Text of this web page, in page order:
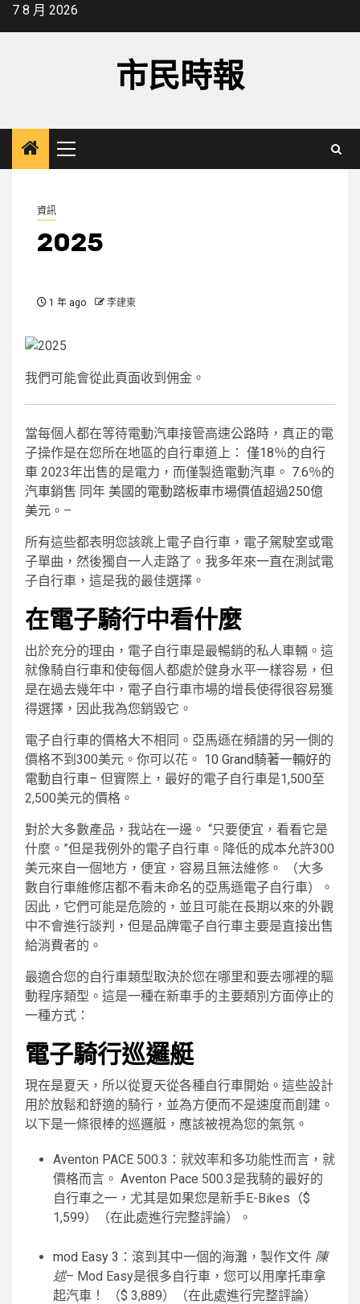
Skip7 8 月 2026
市民時報
Primary
Menu
資訊
2025
1 年 ago 李建東
我們可能會從此頁面收到佣金。
當每個人都在等待電動汽車接管高速公路時，真正的電
子操作是在您所在地區的自行車道上： 僅18％的自行
車 2023年出售的是電力，而僅製造電動汽車。 7.6％的
汽車銷售 同年 美國的電動踏板車市場價值超過250億
美元。 –
所有這些都表明您該跳上電子自行車，電子駕駛室或電
子單曲，然後獨自一人走路了。我多年來一直在測試電
子自行車，這是我的最佳選擇。
在電子騎行中看什麼
出於充分的理由，電子自行車是最暢銷的私人車輛。這
就像騎自行車和使每個人都處於健身水平一樣容易，但
是在過去幾年中，電子自行車市場的增長使得很容易獲
得選擇，因此我為您銷毀它。
電子自行車的價格大不相同。亞馬遜在頻譜的另一側的
價格不到300美元。你可以花。 10 Grand騎著一輛好的
電動自行車– 但實際上，最好的電子自行車是1,500至
2,500美元的價格。
對於大多數產品，我站在一邊。 “只要便宜，看看它是
什麼。”但是我例外的電子自行車。降低的成本允許300
美元來自一個地方，便宜，容易且無法維修。 （大多
數自行車維修店都不看未命名的亞馬遜電子自行車）。
因此，它們可能是危險的，並且可能在長期以來的外觀
中不會進行談判，但是品牌電子自行車主要是直接出售
給消費者的。
最適合您的自行車類型取決於您在哪里和要去哪裡的驅
動程序類型。這是一種在新車手的主要類別方面停止的
一種方式：
電子騎行巡邏艇
現在是夏天，所以從夏天從各種自行車開始。這些設計
用於放鬆和舒適的騎行，並為方便而不是速度而創建。
以下是一條很棒的巡邏艇，應該被視為您的氣氛。
Aventon PACE 500.3：就效率和多功能性而言，就
價格而言。 Aventon Pace 500.3是我騎的最好的
自行車之一，尤其是如果您是新手E-Bikes（$
1,599）（在此處進行完整評論）。
mod Easy 3 ：滾到其中一個的海灘，製作文件 陳
述– Mod Easy是很多自行車，您可以用摩托車拿
起汽車！ （$ 3,889）（在此處進行完整評論）